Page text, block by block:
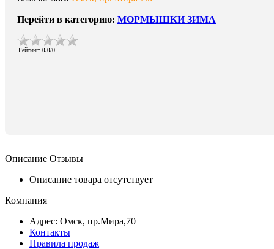
Перейти в категорию: МОРМЫШКИ ЗИМА
Рейтинг: 0.0/0
Описание Отзывы
Описание товара отсутствует
Компания
Адрес: Омск, пр.Мира,70
Контакты
Правила продаж